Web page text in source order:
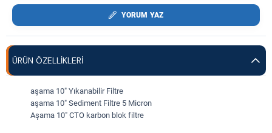
YORUM YAZ
ÜRÜN ÖZELLIKLERI
aşama 10" Yıkanabilir Filtre
aşama 10" Sediment Filtre 5 Micron
Aşama 10" CTO karbon blok filtre